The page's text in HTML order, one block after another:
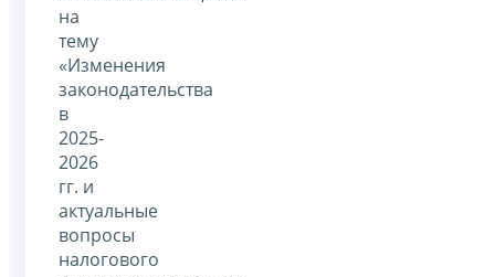
на
тему
«Изменения
законодательства
в
2025-
2026
гг. и
актуальные
вопросы
налогового